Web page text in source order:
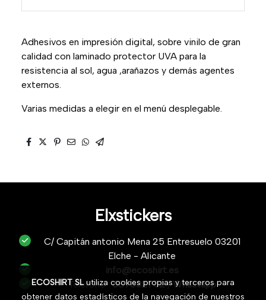
Adhesivos en impresión digital, sobre vinilo de gran
calidad con laminado protector UVA para la
resistencia al sol, agua ,arañazos y demás agentes
externos.
Varias medidas a elegir en el menú desplegable.
Elxstickers
C/ Capitán antonio Mena 25 Entresuelo 03201
Elche - Alicante
info@ecoshirt.es
Teléfono :687632752/Whastapp
ECOSHIRT SLutiliza cookies propias y terceros para
obtener datos estadísticos de la navegación de nuestros